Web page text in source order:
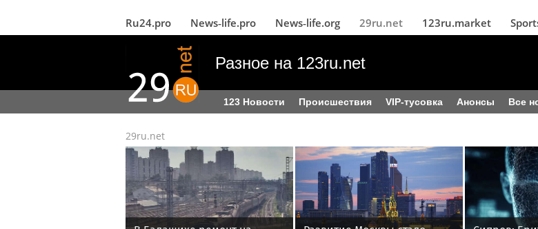
Ru24.pro News‑life.pro News‑life.org 29ru.net 123ru.market
Разное на 123ru.net
123 Новости Происшествия VIP-тусовка Анонсы Все
29ru.net